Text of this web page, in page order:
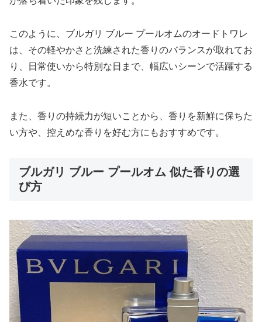
このように、ブルガリ ブルー プールオムのオードトワレ
は、その軽やかさと洗練された香りのバランスが取れてお
り、日常使いから特別な日まで、幅広いシーンで活躍する
香水です。
また、香りの持続力が短いことから、香りを新鮮に保ちた
い方や、控えめな香りを好む方にもおすすめです。
ブルガリ ブルー プールオム 似た香りの選
び方